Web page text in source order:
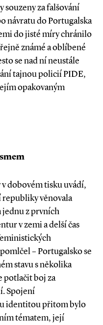
souzeny za falšování
návratu do Portugalska
do jisté míry chránilo
známé a oblíbené
se nad ní ne­­ustále
tajnou policií PIDE,
opakovaným
dobovém tisku uvádí,
republiky věnovala
z prvních
v zemi a delší čas
– Portugalsko se
stavu s několika
potlačit boj za
Spojení
identitou přitom bylo
tématem, její